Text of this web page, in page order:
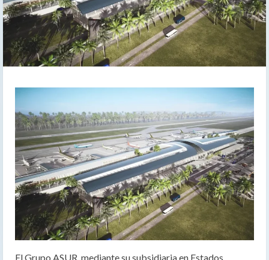
El Grupo ASUR, mediante su subsidiaria en Estados